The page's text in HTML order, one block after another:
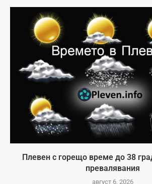
Плевен с горещо време до 38
превалявания
август 6, 2026